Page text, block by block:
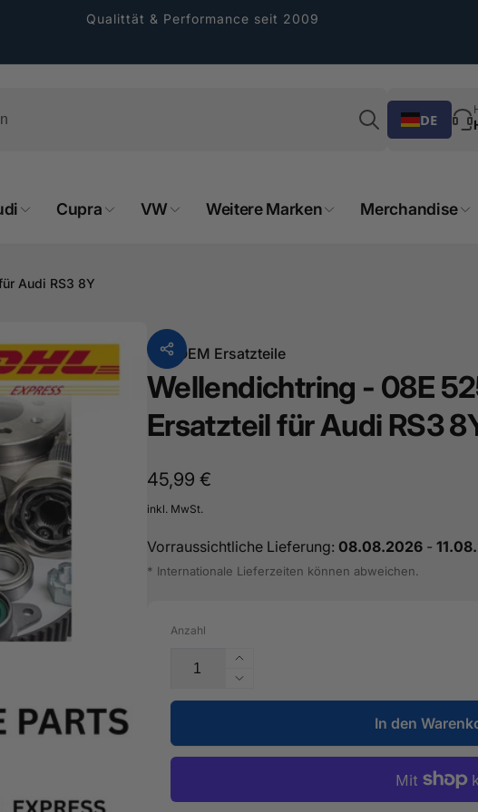
Qualittät & Performance seit 2009
Suchen
DE
Cupra VW Weitere Marken Merchandise
Audi RS3 8Y
VonOEM Ersatzteile
Wellendichtring - 08E
Ersatzteil für Audi RS3
Normaler
Preis
45,99 €
inkl. MwSt.
Vorraussichtliche Lieferung: 08.08.2026-
* Internationale Lieferzeiten können abweichen.
Anzahl
Erhöhe
die
Menge
Wellendichtring
-
525
Verringere
die
für
Wellendichtring
08E
In den
GmbH